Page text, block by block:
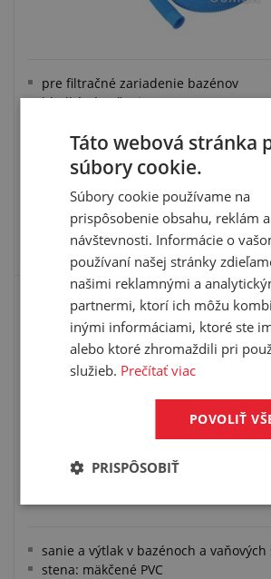
pre filtračné zariadenie bazénov
hladké ukončenia po 1,5 m
pracovná teplota: -5 °C/+80 °C
VYBRAŤ VARIANT
BAZÉNOVÁ
NEPTUN S 016
sanie a výtlak v bazénoch a vaňových
stena: mäkčené PVC
Táto webová stránka
súbory cookie.
Súbory cookie používame na
prispôsobenie obsahu, reklám
návštevnosti. Informácie o
používaní našej stránky
našimi reklamnými a
partnermi, ktorí ich môžu
inými informáciami, ktoré ste
alebo ktoré zhromaždili pri
služieb. Prečítať viac
POVOLIŤ
PRISPÔSOBIŤ